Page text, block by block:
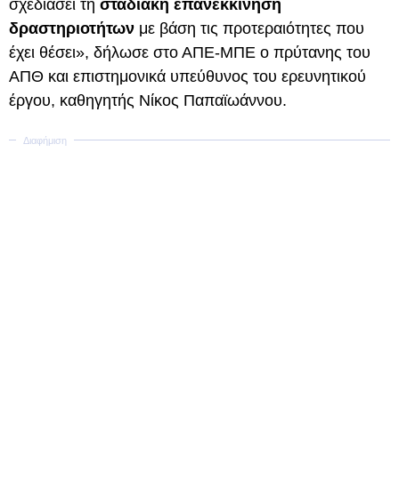
σχεδιάσει τη σταδιακή επανεκκίνηση
δραστηριοτήτων με βάση τις προτεραιότητες που
έχει θέσει», δήλωσε στο ΑΠΕ-ΜΠΕ ο πρύτανης του
ΑΠΘ και επιστημονικά υπεύθυνος του ερευνητικού
έργου, καθηγητής Νίκος Παπαϊωάννου.